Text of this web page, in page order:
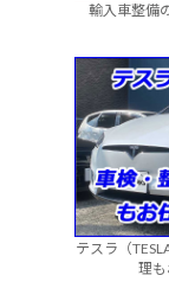
輸入車整備
テスラ（
理も